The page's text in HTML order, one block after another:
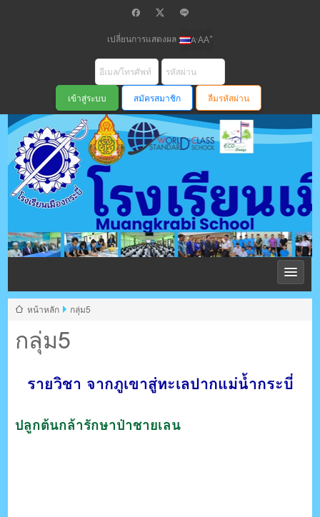
เปลี่ยนการแสดงผล A-AA+
สมัครสมาชิก ลืมรหัสผ่าน
โรงเรียนเมือง
กระบี่ สพม
ตรัง กระบี่
ระบบบริหารจัดการเว็บไซต์ (CMS) ด้วย Ajax โดยคนไทย
กลุ่ม5
หน้าหลัก กลุ่ม5
รายวิชา จากภูเขาสู่ทะเลปากแม่น้ำกระบี่
ปลูกต้นกล้ารักษาป่าชายเลน